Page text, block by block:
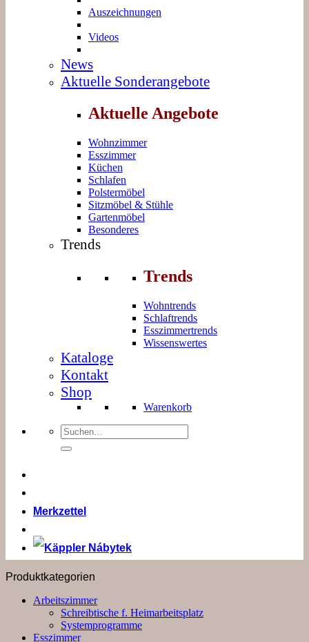
Auszeichnungen
Videos
News
Aktuelle Sonderangebote
Aktuelle Angebote
Wohnzimmer
Esszimmer
Küchen
Schlafen
Polstermöbel
Sitzmöbel & Stühle
Gartenmöbel
Besonderes
Trends
Trends
Wohntrends
Schlaftrends
Esszimmertrends
Wissenswertes
Kataloge
Kontakt
Shop
Warenkorb
Suchen
nach:
Merkzettel
Produktkategorien
Arbeitszimmer
Schreibtische f. Heimarbeitsplatz
Systemprogramme
Esszimmer